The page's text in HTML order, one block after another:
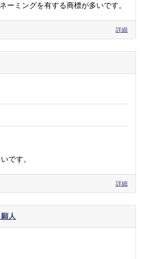
ーミングを有する商標が多いです。
詳細
です。
詳細
人